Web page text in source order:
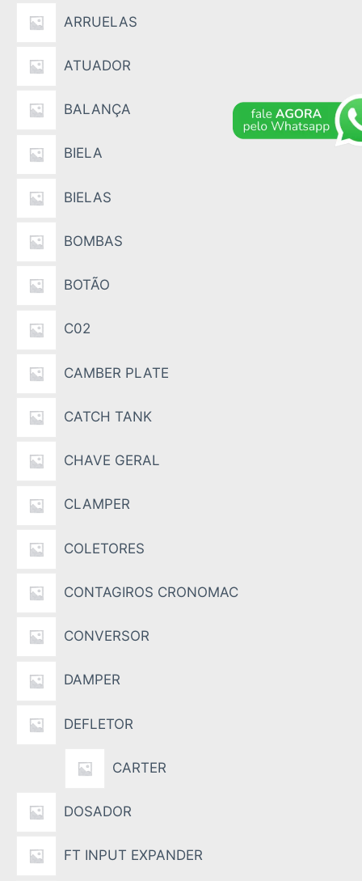
ARRUELAS
ATUADOR
BALANÇA
BIELA
BIELAS
BOMBAS
BOTÃO
C02
CAMBER PLATE
CATCH TANK
CHAVE GERAL
CLAMPER
COLETORES
CONTAGIROS CRONOMAC
CONVERSOR
DAMPER
DEFLETOR
CARTER
DOSADOR
FT INPUT EXPANDER